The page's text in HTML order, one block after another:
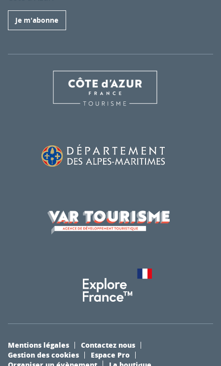
Je m'abonne
Mentions légales
Contactez nous
Gestion des cookies
Espace Pro